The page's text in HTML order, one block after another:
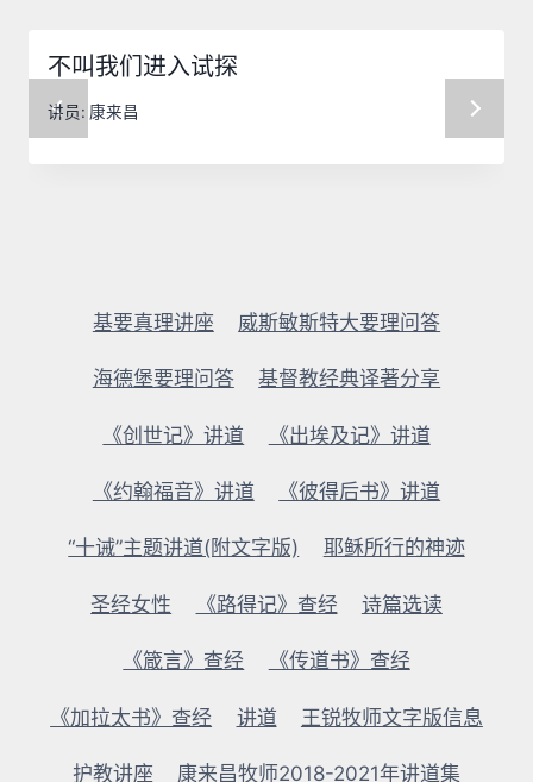
不叫我们进入试探
讲员: 康来昌
基要真理讲座 威斯敏斯特大要理问答
海德堡要理问答 基督教经典译著分享
《创世记》讲道 《出埃及记》讲道
《约翰福音》讲道 《彼得后书》讲道
“十诫”主题讲道(附文字版) 耶稣所行的神迹
圣经女性 《路得记》查经 诗篇选读
《箴言》查经 《传道书》查经
《加拉太书》查经 讲道 王锐牧师文字版信息
护教讲座 康来昌牧师2018-2021年讲道集